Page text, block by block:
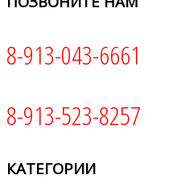
8-913-043-6661
8-913-523-8257
КАТЕГОРИИ